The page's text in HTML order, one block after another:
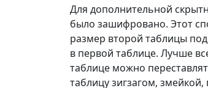
Для дополнительной
было зашифровано. Этот
размер второй таблицы
в первой таблице. Лучше
таблице можно
таблицу зигзагом,